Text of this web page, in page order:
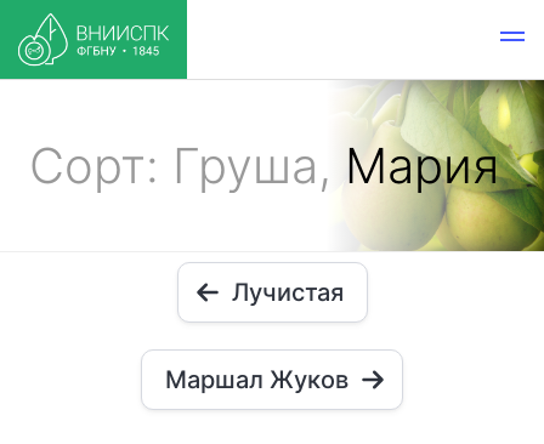
Сорт: Груша, Мария
Лучистая
Маршал Жуков